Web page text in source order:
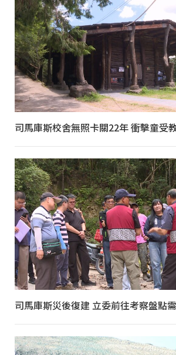
司馬庫斯校舍無照卡關22年 衝擊童受
司馬庫斯災後復建 立委前往考察盤點